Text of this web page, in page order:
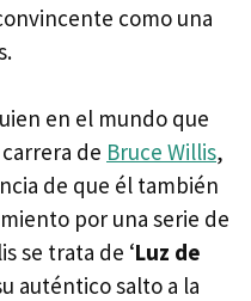
como una
en el mundo que
de Bruce Willis,
de que él también
por una serie de
se trata de ‘Luz de
auténtico salto a la